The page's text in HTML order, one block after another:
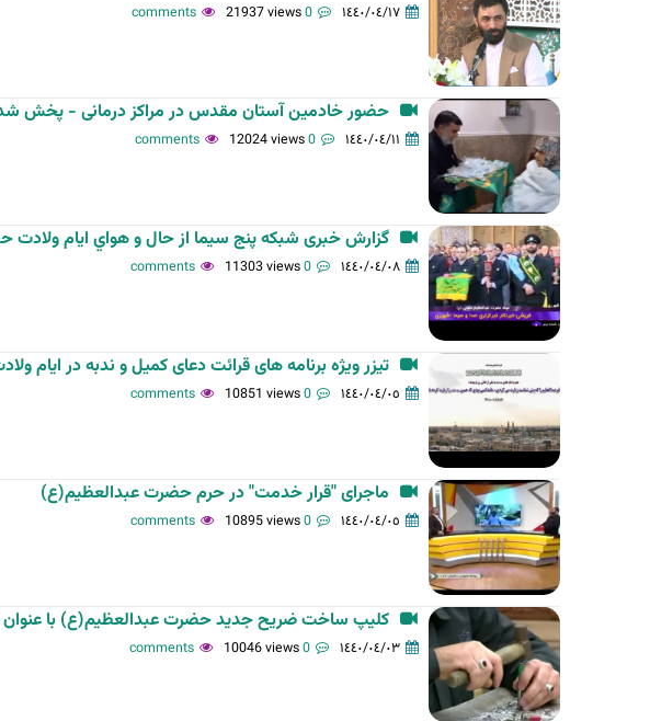
١٤٤٠/٠٤/١٧ 0 comments
21937 views
حضور خادمین آستان مقدس در مراکز درمانی - پخش
١٤٤٠/٠٤/١١ 0 comments
12024 views
گزارش خبرى شبكه پنج سيما از حال و هواي ايام ولادت
١٤٤٠/٠٤/٠٨ 0 comments
11303 views
تيزر ويژه برنامه هاى قرائت دعاى كميل و ندبه در ايام
١٤٤٠/٠٤/٠٥ 0 comments
10851 views
ماجراى "قرار خدمت" در حرم حضرت عبدالعظيم(ع)
١٤٤٠/٠٤/٠٥ 0 comments
10895 views
کلیپ ساخت ضریح جدید حضرت عبدالعظیم(ع) با عنوان
١٤٤٠/٠٤/٠٣ 0 comments
10046 views